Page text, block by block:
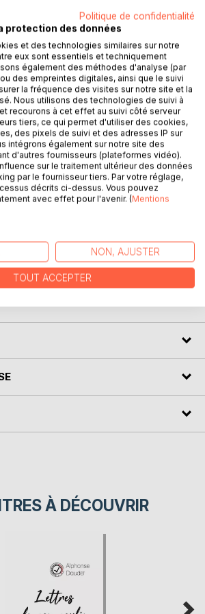
une oeuvre » vous offre la
des Lettres de mon moulin de
à une fiche de lecture aussi
et accessible, a été confiée à un
répond à une charte qualité mise en
biographie d'Alphonse Daudet, la
le résumé détaillé, les raisons du
principaux et l’étude du mouvement
À DÉCOUVRIR
Politique de confidentialité
protection des données
et des technologies similaires sur notre
eux sont essentiels et techniquement
également des méthodes d'analyse (par
des empreintes digitales, ainsi que le suivi
la fréquence des visites sur notre site et la
Nous utilisons des technologies de suivi à
recourons à cet effet au suivi côté serveur
tiers, ce qui permet d'utiliser des cookies,
des pixels de suivi et des adresses IP sur
intégrons également sur notre site des
d'autres fournisseurs (plateformes vidéo).
sur le traitement ultérieur des données
par le fournisseur tiers. Par votre réglage,
décrits ci-dessus. Vous pouvez
avec effet pour l'avenir. (Mentions
NON, AJUSTER
TOUT ACCEPTER